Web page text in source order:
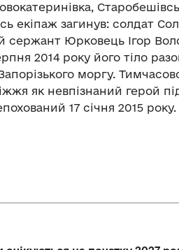
екіпаж загинув: солдат
сержант Юрковець Ігор
2014 року його тіло
моргу.
як невпізнаний герой
17 січня 2015 року.